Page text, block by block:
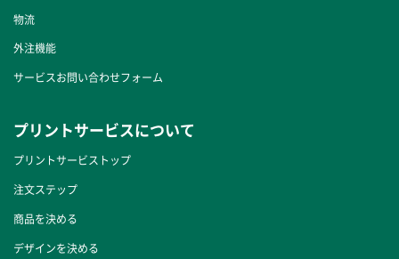
物流
外注機能
サービスお問い合わせフォーム
プリントサービスについて
プリントサービストップ
注文ステップ
商品を決める
デザインを決める